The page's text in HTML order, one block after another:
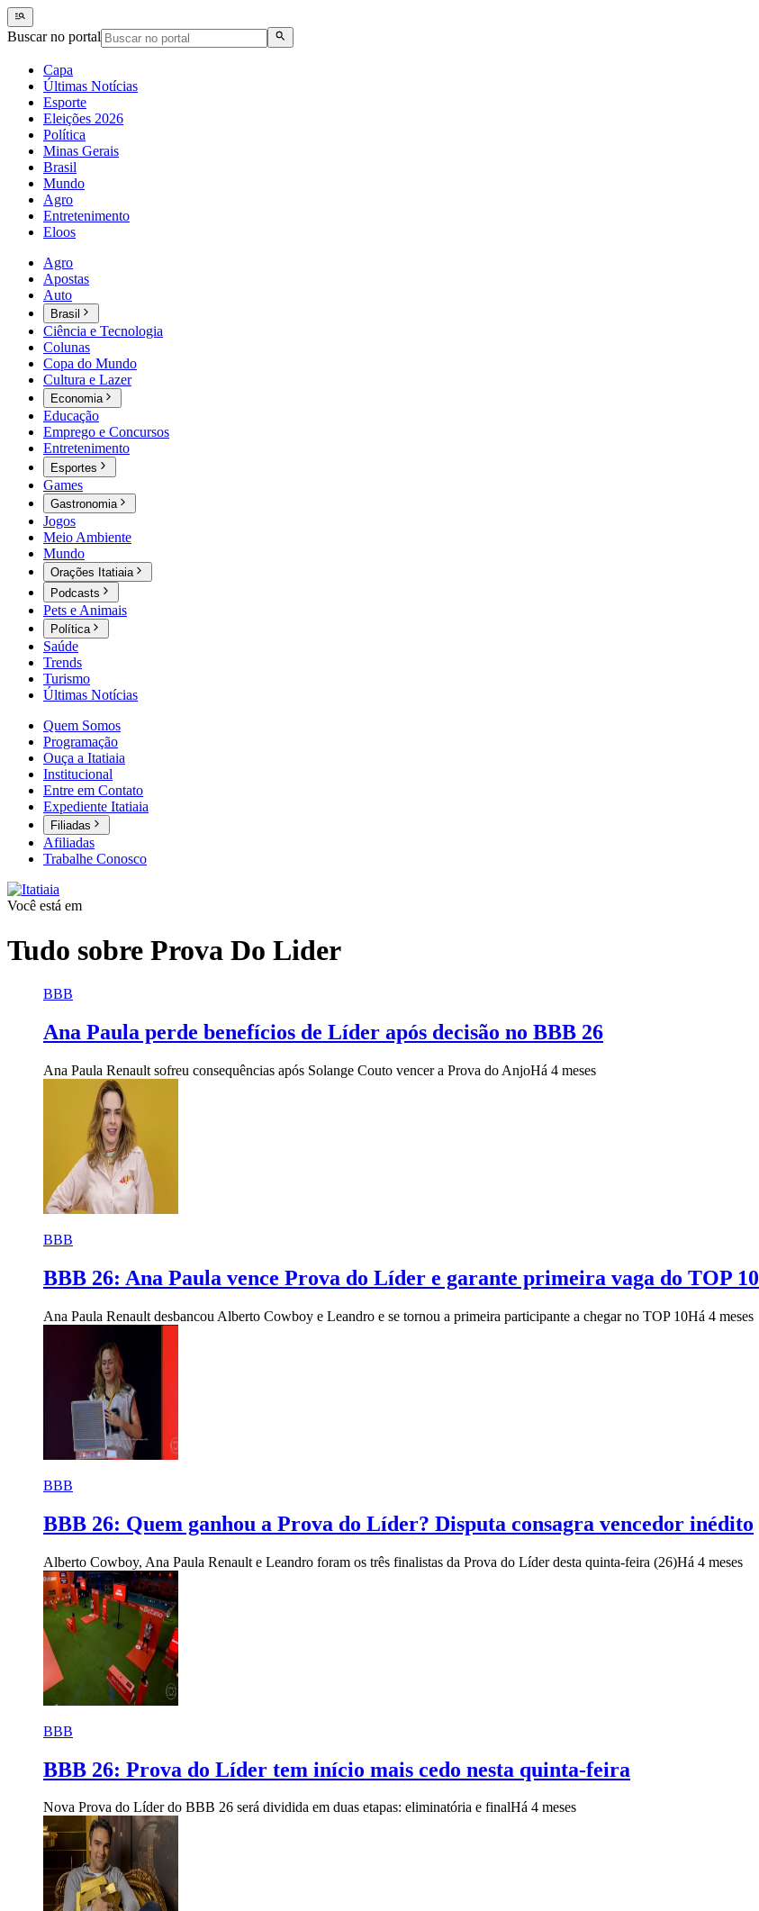
Buscar no portal
Capa
Últimas Notícias
Esporte
Eleições 2026
Política
Minas Gerais
Brasil
Mundo
Agro
Entretenimento
Eloos
Agro
Apostas
Auto
Brasil
Ciência e Tecnologia
Colunas
Copa do Mundo
Cultura e Lazer
Economia
Educação
Emprego e Concursos
Entretenimento
Esportes
Games
Gastronomia
Jogos
Meio Ambiente
Mundo
Orações Itatiaia
Podcasts
Pets e Animais
Política
Saúde
Trends
Turismo
Últimas Notícias
Quem Somos
Programação
Ouça a Itatiaia
Institucional
Entre em Contato
Expediente Itatiaia
Filiadas
Afiliadas
Trabalhe Conosco
Você está em
Tudo sobre Prova Do Lider
BBB
Ana Paula perde benefícios de Líder após decisão no BBB 26
Ana Paula Renault sofreu consequências após Solange Couto vencer a Prova do AnjoHá 4 meses
BBB
BBB 26: Ana Paula vence Prova do Líder e garante primeira vaga do TOP 10
Ana Paula Renault desbancou Alberto Cowboy e Leandro e se tornou a primeira participante a chegar no TOP 10Há 4 meses
BBB
BBB 26: Quem ganhou a Prova do Líder? Disputa consagra vencedor inédito
Alberto Cowboy, Ana Paula Renault e Leandro foram os três finalistas da Prova do Líder desta quinta-feira (26)Há 4 meses
BBB
BBB 26: Prova do Líder tem início mais cedo nesta quinta-feira
Nova Prova do Líder do BBB 26 será dividida em duas etapas: eliminatória e finalHá 4 meses